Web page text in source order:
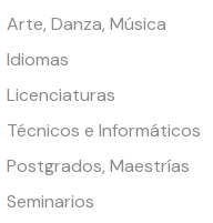
Arte, Danza, Música
Idiomas
Licenciaturas
Técnicos e Informáticos
Postgrados, Maestrías
Seminarios